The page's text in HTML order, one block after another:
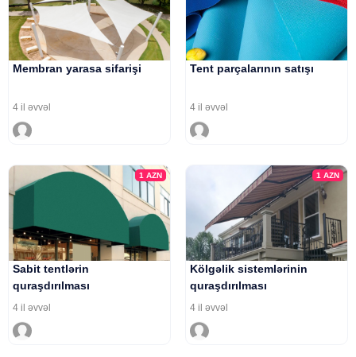
Membran yarasa sifarişi
4 il əvvəl
Tent parçalarının satışı
4 il əvvəl
1AZN
Sabit tentlərin
quraşdırılması
4 il əvvəl
1 AZN
Kölgəlik sistemlərinin
quraşdırılması
4 il əvvəl